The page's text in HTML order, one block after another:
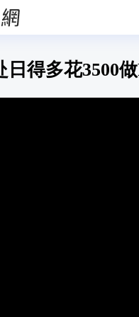
日得多花3500